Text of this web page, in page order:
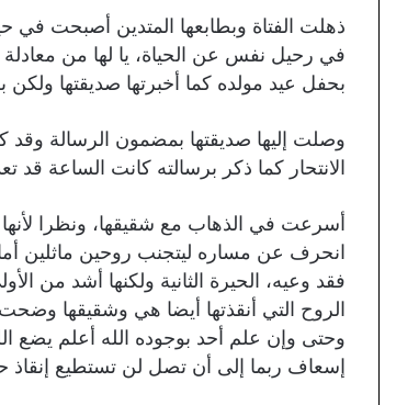
ذهلت الفتاة وبطابعها المتدين أصبحت
في رحيل نفس عن الحياة، يا لها من معادلة
بحفل عيد مولده كما أخبرتها صديقتها
وصلت إليها صديقتها بمضمون الرسالة وقد
الانتحار كما ذكر برسالته كانت الساعة
أسرعت في الذهاب مع شقيقها، ونظرا
انحرف عن مساره ليتجنب روحين ماثلين
فقد وعيه، الحيرة الثانية ولكنها أشد من
الروح التي أنقذتها أيضا هي وشقيقها
وحتى وإن علم أحد بوجوده الله أعلم يضع
إسعاف ربما إلى أن تصل لن تستطيع إنقاذ